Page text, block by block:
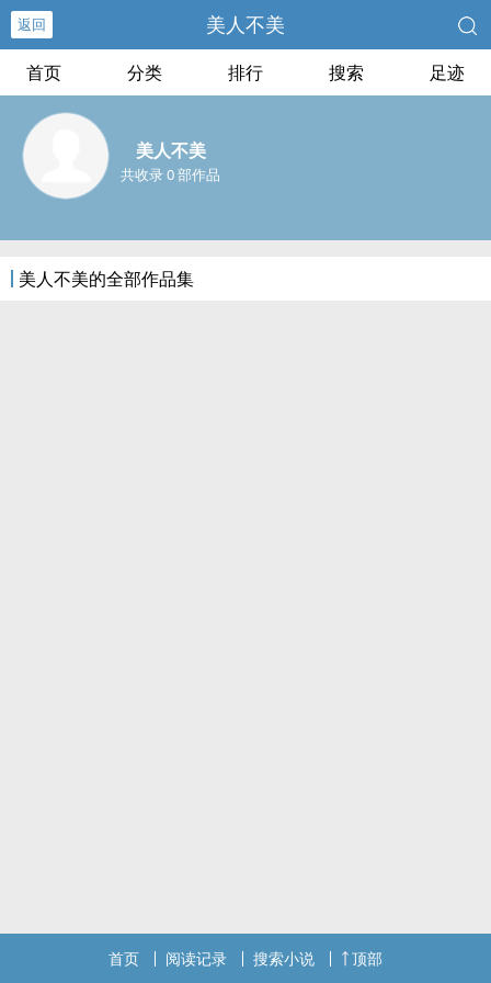
返回 美人不美
首页 分类 排行 搜索 足迹
美人不美
共收录 0 部作品
美人不美的全部作品集
首页 阅读记录 搜索小说 顶部